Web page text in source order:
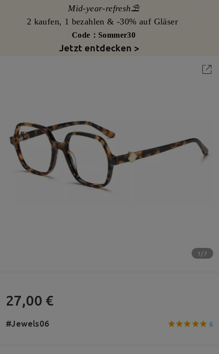
Mid-year-refresh⛱️
2 kaufen, 1 bezahlen & -30% auf Gläser
Code：Sommer30
Jetzt entdecken >
1/7
27,00 €
#Jewels06 6